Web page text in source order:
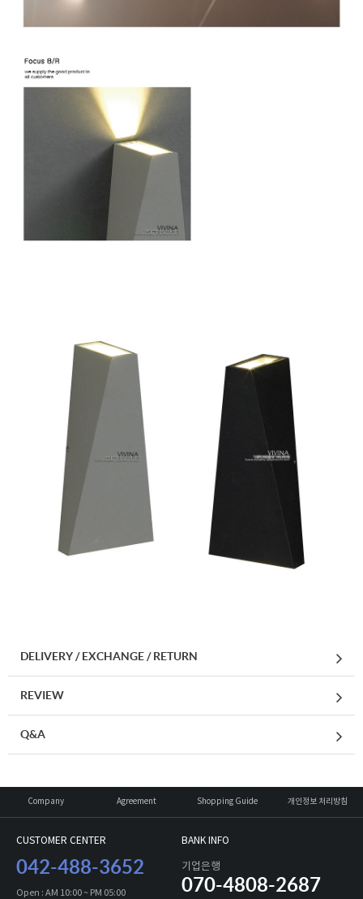
DELIVERY / EXCHANGE / RETURN
REVIEW
Q&A
Company Agreement Shopping Guide 개인정보 처리방침
CUSTOMER CENTER
042-488-3652
Open : AM 10:00 ~ PM 05:00
BANK INFO
기업은행
070-4808-2687